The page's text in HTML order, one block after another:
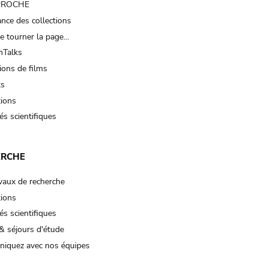
des collections
tourner la page…
de films
scientifiques
de recherche
scientifiques
séjours d'étude
avec nos équipes